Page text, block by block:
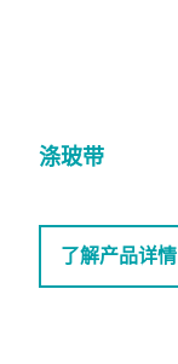
涤玻带
了解产品详情